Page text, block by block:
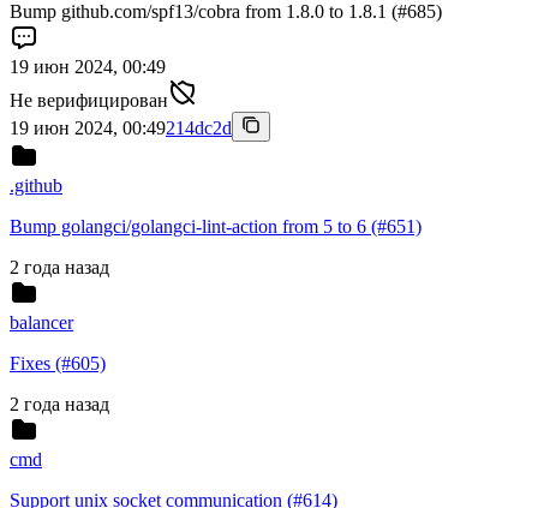
Bump github.com/spf13/cobra from 1.8.0 to 1.8.1 (#685)
19 июн 2024, 00:49
Не верифицирован
19 июн 2024, 00:49214dc2d
.github
Bump golangci/golangci-lint-action from 5 to 6 (#651)
2 года назад
balancer
Fixes (#605)
2 года назад
cmd
Support unix socket communication (#614)